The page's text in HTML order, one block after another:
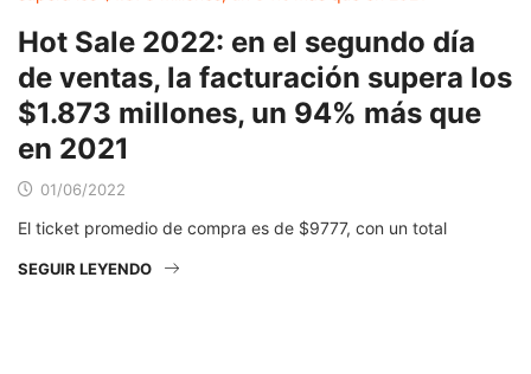
Hot Sale 2022: en el segundo día
de ventas, la facturación supera los
$1.873 millones, un 94% más que
en 2021
01/06/2022
El ticket promedio de compra es de $9777, con un total
SEGUIR LEYENDO